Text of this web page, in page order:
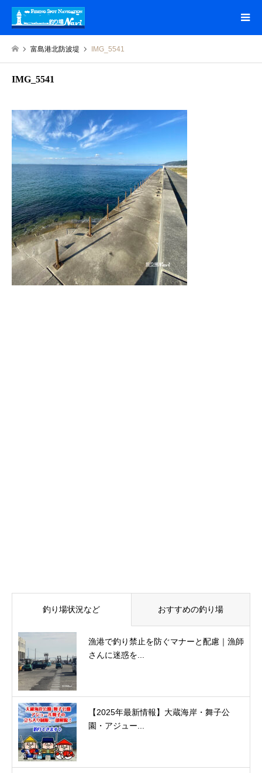
富島港北防波堤 IMG_5541
IMG_5541
釣り場状況など おすすめの釣り場
漁港で釣り禁止を防ぐマナーと配慮｜漁師
さんに迷惑を...
【2025年最新情報】大蔵海岸・舞子公
園・アジュー...